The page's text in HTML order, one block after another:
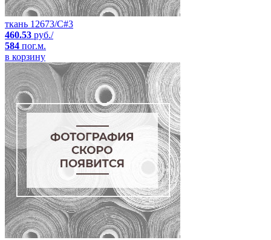
ткань 12673/C#3
460.53 руб./
584 пог.м.
в корзину